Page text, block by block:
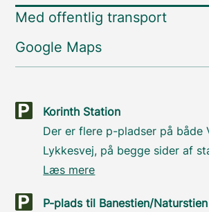
Med offentlig transport
Google Maps
Korinth Station
Der er flere p-pladser på både
Lykkesvej, på begge sider af
Læs mere
P-plads til Banestien/Naturstien